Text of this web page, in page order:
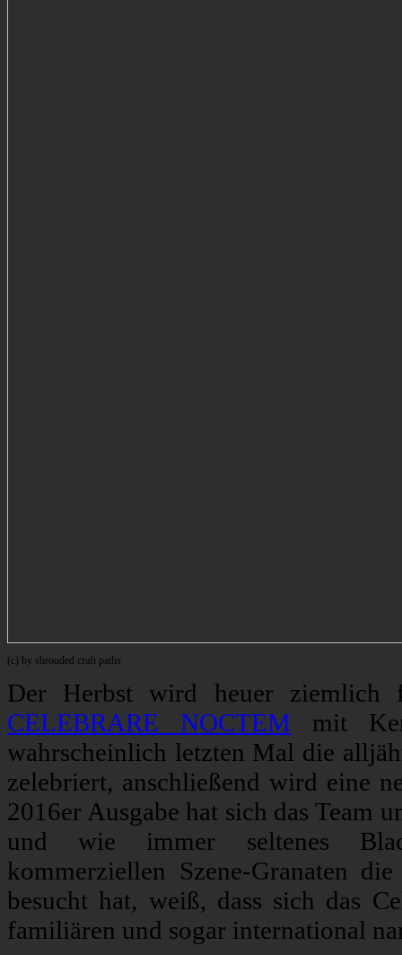
(c) by shrouded craft paths
Der Herbst wird heuer ziemlich
CELEBRARE NOCTEM mit
wahrscheinlich letzten Mal die
zelebriert, anschließend wird eine
2016er Ausgabe hat sich das Team
und wie immer seltenes
kommerziellen Szene-Granaten
besucht hat, weiß, dass sich das
familiären und sogar international